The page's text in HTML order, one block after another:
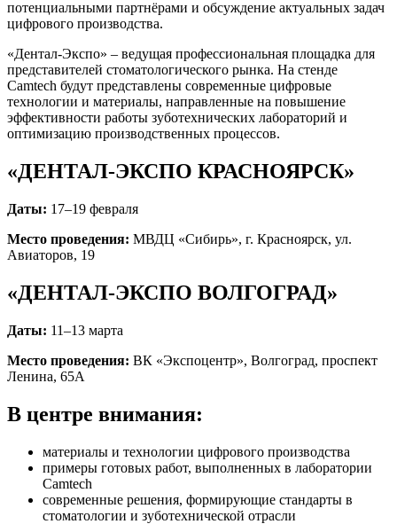
потенциальными партнёрами и обсуждение актуальных задач
цифрового производства.
«Дентал-Экспо» – ведущая профессиональная площадка для
представителей стоматологического рынка. На стенде
Camtech будут представлены современные цифровые
технологии и материалы, направленные на повышение
эффективности работы зуботехнических лабораторий и
оптимизацию производственных процессов.
«ДЕНТАЛ-ЭКСПО КРАСНОЯРСК»
Даты: 17–19 февраля
Место проведения: МВДЦ «Сибирь», г. Красноярск, ул.
Авиаторов, 19
«ДЕНТАЛ-ЭКСПО ВОЛГОГРАД»
Даты: 11–13 марта
Место проведения: ВК «Экспоцентр», Волгоград, проспект
Ленина, 65А
В центре внимания:
материалы и технологии цифрового производства
примеры готовых работ, выполненных в лаборатории
Camtech
современные решения, формирующие стандарты в
стоматологии и зуботехнической отрасли